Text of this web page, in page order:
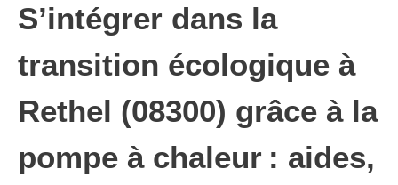
S’intégrer dans la
transition écologique à
Rethel (08300) grâce à la
pompe à chaleur : aides,